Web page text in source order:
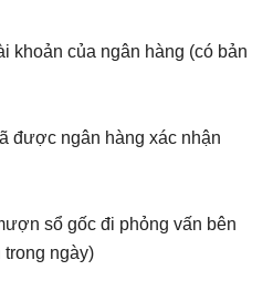
khoản của ngân hàng (có bản
được ngân hàng xác nhận
sổ gốc đi phỏng vấn bên
ngày)